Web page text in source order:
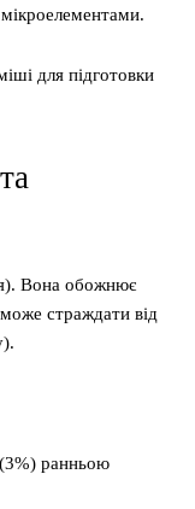
для підготовки
Вона обожнює
страждати від
ранньою